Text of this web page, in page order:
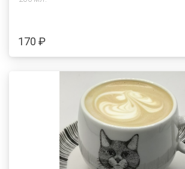
170 ₽